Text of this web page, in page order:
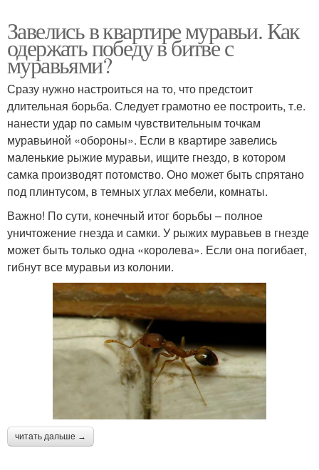
Завелись в квартире муравьи. Как
одержать победу в битве с
муравьями?
Сразу нужно настроиться на то, что предстоит
длительная борьба. Следует грамотно ее построить, т.е.
нанести удар по самым чувствительным точкам
муравьиной «обороны». Если в квартире завелись
маленькие рыжие муравьи, ищите гнездо, в котором
самка производят потомство. Оно может быть спрятано
под плинтусом, в темных углах мебели, комнаты.
Важно! По сути, конечный итог борьбы – полное
уничтожение гнезда и самки. У рыжих муравьев в гнезде
может быть только одна «королева». Если она погибает,
гибнут все муравьи из колонии.
читать дальше →